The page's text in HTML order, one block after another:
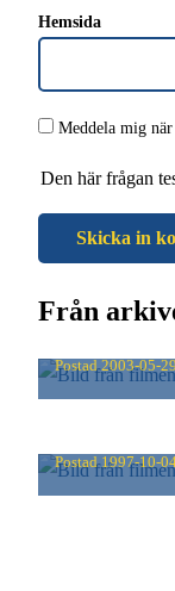
Hemsida
Meddela mig
Den här frågan
Från
Postad2003-05-29
Postad1997-10-